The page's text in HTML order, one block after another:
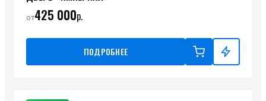
от425 000р.
ПОДРОБНЕЕ